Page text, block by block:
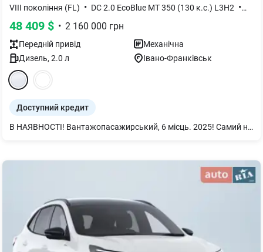
VIII покоління (FL) • DC 2.0 EcoBlue MT 350 (130 к.с.) L3H2 •
48 409 $ • 2 160 000 грн
Передній привід
Механічна
Дизель, 2.0 л Івано-Франківськ
Доступний кредит
В НАЯВНОСТІ! Вантажопасажирський, 6 місць. 2025! Самий новий, рестайлінговий! 2.0 Турбодизель (130 к.с.) Євро 6, 6МТ! Новий автомобіль з гарантією 36 місяців або 100 000 км пробігу. ABS ESP HLA (допомога при старті в гору) Подушка безпеки водія Обладнання для холодного пуску до -29 град Клімат контроль Камера заднього огляду Датчик дощу Автоматичне дальнє світло Круїз контроль Бортовий комп'ютер Парктроніки передні і задні Електропідігрів лобового скла Розпашні задні двері Зовнішні дзеркала з електрорегулюванням і підігрівом Передні протитуманні фари Підлокітник на сидінні водія Столик в спинці переднього пасажирського сидіння SINC 4 12-дюймовий багатофункціональний сенсорний екран Бездротове з'єднання Apple CarPlay/Android Auto Та багато іншого. Обсяг вантажного відсіку 7,6 куб. м Корисне навантаження 1 000 кг